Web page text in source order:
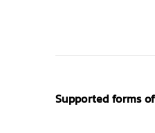
Supported forms